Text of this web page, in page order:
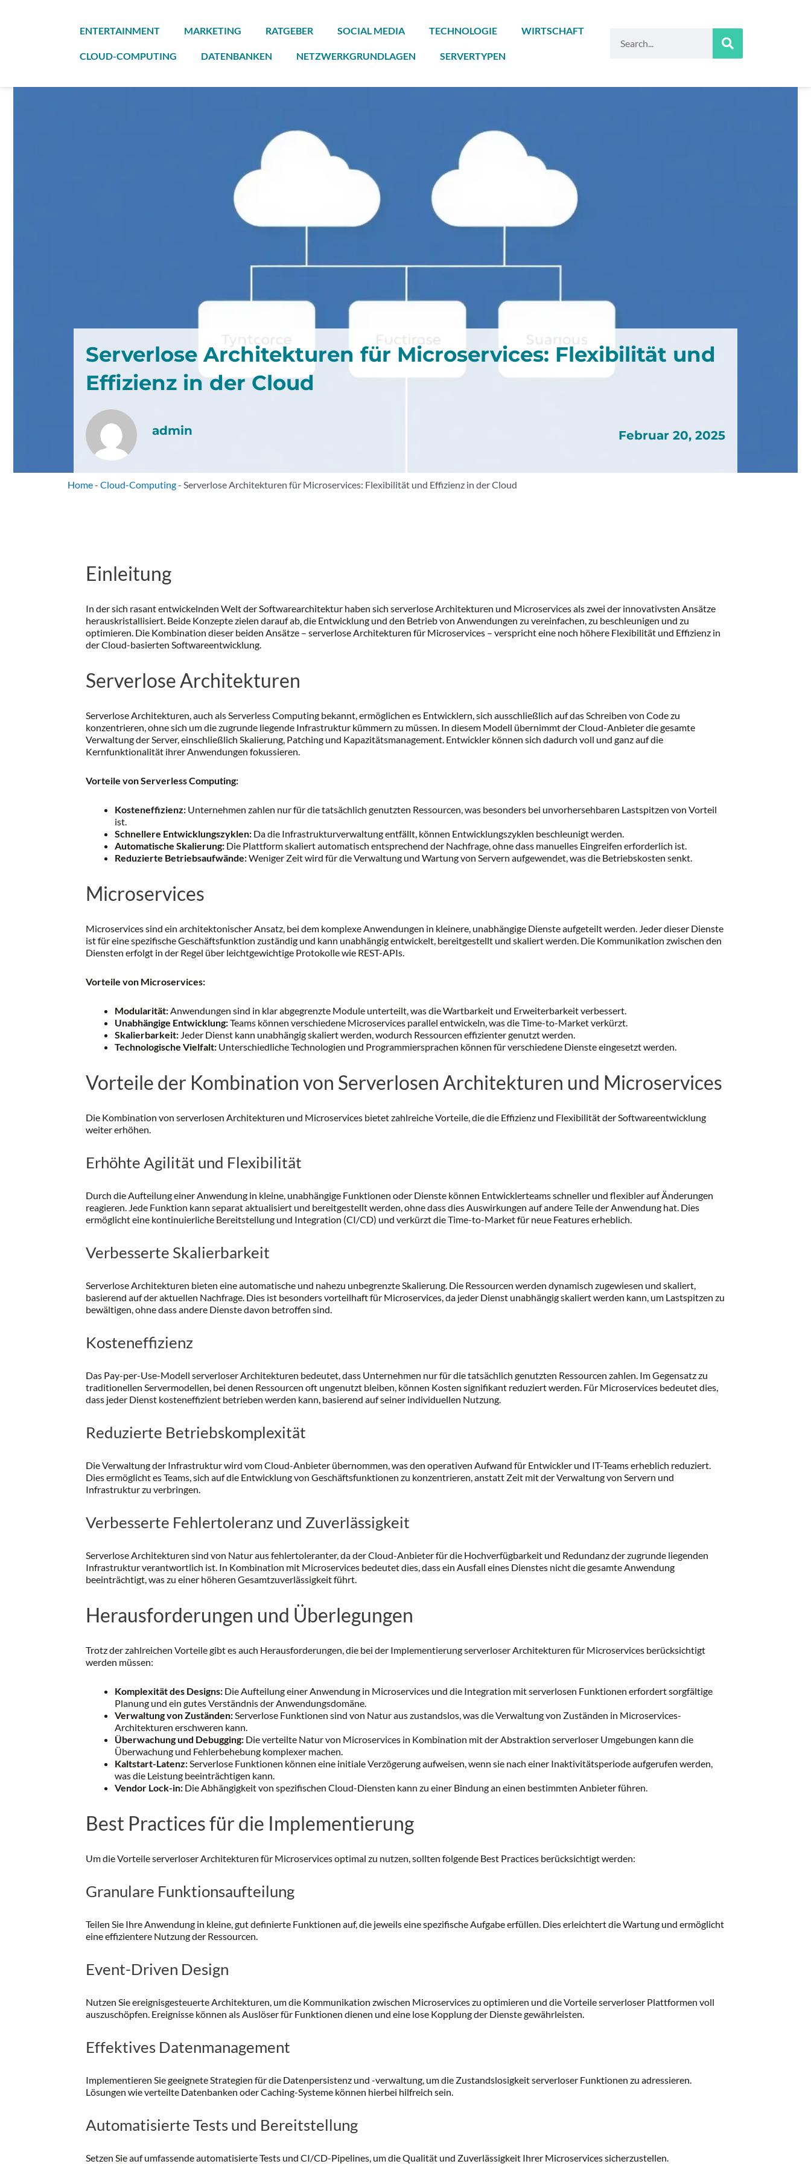
ENTERTAINMENT MARKETING RATGEBER SOCIAL MEDIA TECHNOLOGIE WIRTSCHAFT
CLOUD-COMPUTING DATENBANKEN NETZWERKGRUNDLAGEN SERVERTYPEN
Serverlose Architekturen für Microservices: Flexibilität und
Effizienz in der Cloud
admin Februar 20, 2025
Home- Cloud-Computing- Serverlose Architekturen für Microservices: Flexibilität und Effizienz in der Cloud
Einleitung
In der sich rasant entwickelnden Welt der Softwarearchitektur haben sich serverlose Architekturen und Microservices als zwei der innovativsten Ansätze
herauskristallisiert. Beide Konzepte zielen darauf ab, die Entwicklung und den Betrieb von Anwendungen zu vereinfachen, zu beschleunigen und zu
optimieren. Die Kombination dieser beiden Ansätze – serverlose Architekturen für Microservices – verspricht eine noch höhere Flexibilität und Effizienz in
der Cloud-basierten Softwareentwicklung.
Serverlose Architekturen
Serverlose Architekturen, auch als Serverless Computing bekannt, ermöglichen es Entwicklern, sich ausschließlich auf das Schreiben von Code zu
konzentrieren, ohne sich um die zugrunde liegende Infrastruktur kümmern zu müssen. In diesem Modell übernimmt der Cloud-Anbieter die gesamte
Verwaltung der Server, einschließlich Skalierung, Patching und Kapazitätsmanagement. Entwickler können sich dadurch voll und ganz auf die
Kernfunktionalität ihrer Anwendungen fokussieren.
Vorteile von Serverless Computing:
Kosteneffizienz: Unternehmen zahlen nur für die tatsächlich genutzten Ressourcen, was besonders bei unvorhersehbaren Lastspitzen von Vorteil
ist.
Schnellere Entwicklungszyklen: Da die Infrastrukturverwaltung entfällt, können Entwicklungszyklen beschleunigt werden.
Automatische Skalierung: Die Plattform skaliert automatisch entsprechend der Nachfrage, ohne dass manuelles Eingreifen erforderlich ist.
Reduzierte Betriebsaufwände:Weniger Zeit wird für die Verwaltung und Wartung von Servern aufgewendet, was die Betriebskosten senkt.
Microservices
Microservices sind ein architektonischer Ansatz, bei dem komplexe Anwendungen in kleinere, unabhängige Dienste aufgeteilt werden. Jeder dieser Dienste
ist für eine spezifische Geschäftsfunktion zuständig und kann unabhängig entwickelt, bereitgestellt und skaliert werden. Die Kommunikation zwischen den
Diensten erfolgt in der Regel über leichtgewichtige Protokolle wie REST-APIs.
Vorteile von Microservices:
Modularität:Anwendungen sind in klar abgegrenzte Module unterteilt, was die Wartbarkeit und Erweiterbarkeit verbessert.
Unabhängige Entwicklung:Teams können verschiedene Microservices parallel entwickeln, was die Time-to-Market verkürzt.
Skalierbarkeit: Jeder Dienst kann unabhängig skaliert werden, wodurch Ressourcen effizienter genutzt werden.
Technologische Vielfalt: Unterschiedliche Technologien und Programmiersprachen können für verschiedene Dienste eingesetzt werden.
Vorteile der Kombination von Serverlosen Architekturen und Microservices
Die Kombination von serverlosen Architekturen und Microservices bietet zahlreiche Vorteile, die die Effizienz und Flexibilität der Softwareentwicklung
weiter erhöhen.
Erhöhte Agilität und Flexibilität
Durch die Aufteilung einer Anwendung in kleine, unabhängige Funktionen oder Dienste können Entwicklerteams schneller und flexibler auf Änderungen
reagieren. Jede Funktion kann separat aktualisiert und bereitgestellt werden, ohne dass dies Auswirkungen auf andere Teile der Anwendung hat. Dies
ermöglicht eine kontinuierliche Bereitstellung und Integration (CI/CD) und verkürzt die Time-to-Market für neue Features erheblich.
Verbesserte Skalierbarkeit
Serverlose Architekturen bieten eine automatische und nahezu unbegrenzte Skalierung. Die Ressourcen werden dynamisch zugewiesen und skaliert,
basierend auf der aktuellen Nachfrage. Dies ist besonders vorteilhaft für Microservices, da jeder Dienst unabhängig skaliert werden kann, um Lastspitzen zu
bewältigen, ohne dass andere Dienste davon betroffen sind.
Kosteneffizienz
Das Pay-per-Use-Modell serverloser Architekturen bedeutet, dass Unternehmen nur für die tatsächlich genutzten Ressourcen zahlen. Im Gegensatz zu
traditionellen Servermodellen, bei denen Ressourcen oft ungenutzt bleiben, können Kosten signifikant reduziert werden. Für Microservices bedeutet dies,
dass jeder Dienst kosteneffizient betrieben werden kann, basierend auf seiner individuellen Nutzung.
Reduzierte Betriebskomplexität
Die Verwaltung der Infrastruktur wird vom Cloud-Anbieter übernommen, was den operativen Aufwand für Entwickler und IT-Teams erheblich reduziert.
Dies ermöglicht es Teams, sich auf die Entwicklung von Geschäftsfunktionen zu konzentrieren, anstatt Zeit mit der Verwaltung von Servern und
Infrastruktur zu verbringen.
Verbesserte Fehlertoleranz und Zuverlässigkeit
Serverlose Architekturen sind von Natur aus fehlertoleranter, da der Cloud-Anbieter für die Hochverfügbarkeit und Redundanz der zugrunde liegenden
Infrastruktur verantwortlich ist. In Kombination mit Microservices bedeutet dies, dass ein Ausfall eines Dienstes nicht die gesamte Anwendung
beeinträchtigt, was zu einer höheren Gesamtzuverlässigkeit führt.
Herausforderungen und Überlegungen
Trotz der zahlreichen Vorteile gibt es auch Herausforderungen, die bei der Implementierung serverloser Architekturen für Microservices berücksichtigt
werden müssen:
Komplexität des Designs: Die Aufteilung einer Anwendung in Microservices und die Integration mit serverlosen Funktionen erfordert sorgfältige
Planung und ein gutes Verständnis der Anwendungsdomäne.
Verwaltung von Zuständen:Serverlose Funktionen sind von Natur aus zustandslos, was die Verwaltung von Zuständen in Microservices-
Architekturen erschweren kann.
Überwachung und Debugging: Die verteilte Natur von Microservices in Kombination mit der Abstraktion serverloser Umgebungen kann die
Überwachung und Fehlerbehebung komplexer machen.
Kaltstart-Latenz:Serverlose Funktionen können eine initiale Verzögerung aufweisen, wenn sie nach einer Inaktivitätsperiode aufgerufen werden,
was die Leistung beeinträchtigen kann.
Vendor Lock-in: Die Abhängigkeit von spezifischen Cloud-Diensten kann zu einer Bindung an einen bestimmten Anbieter führen.
Best Practices für die Implementierung
Um die Vorteile serverloser Architekturen für Microservices optimal zu nutzen, sollten folgende Best Practices berücksichtigt werden:
Granulare Funktionsaufteilung
Teilen Sie Ihre Anwendung in kleine, gut definierte Funktionen auf, die jeweils eine spezifische Aufgabe erfüllen. Dies erleichtert die Wartung und ermöglicht
eine effizientere Nutzung der Ressourcen.
Event-Driven Design
Nutzen Sie ereignisgesteuerte Architekturen, um die Kommunikation zwischen Microservices zu optimieren und die Vorteile serverloser Plattformen voll
auszuschöpfen. Ereignisse können als Auslöser für Funktionen dienen und eine lose Kopplung der Dienste gewährleisten.
Effektives Datenmanagement
Implementieren Sie geeignete Strategien für die Datenpersistenz und -verwaltung, um die Zustandslosigkeit serverloser Funktionen zu adressieren.
Lösungen wie verteilte Datenbanken oder Caching-Systeme können hierbei hilfreich sein.
Automatisierte Tests und Bereitstellung
Setzen Sie auf umfassende automatisierte Tests und CI/CD-Pipelines, um die Qualität und Zuverlässigkeit Ihrer Microservices sicherzustellen.